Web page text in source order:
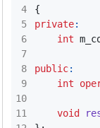
4
5
6
7
8
9
10
{
private:
int
public:
int
void